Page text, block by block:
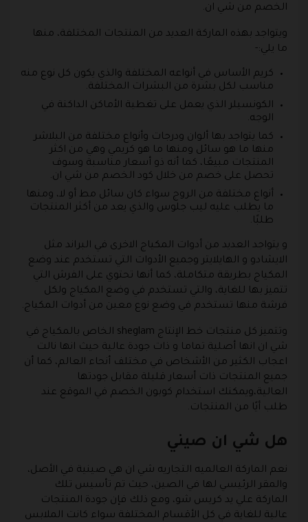
الخصم من شي ان.
ويتواجد بهذه الماركة العديد من المنتجات المختلفة، منها
ما يلي:-
كريم الأساس في أنواعه المختلفة والذي يكون كل نوع منه
مناسب لكل بشرة من البشرات المختلفة.
الكونسيلر الذي يعمل على تغطية الأماكن الداكنة في
الوجه.
كما يتواجد بها ألوان ودرجات وأنواع مختلفة من البلاشر
منها ما هو سائل ومنها ما هو كريمي وهي من اكثر
المنتجات مبيعًا، كما أنه ذو أسعار مناسبة وسوف
تحصل على خصم من خلال كود الخصم من شي ان.
أنواع مختلفة من الروج سواء كان سائل مط أو لا، ومنها
ما يطلب عليه ليب جلوس والذي يعد من أكثر المنتجات
طلبًا.
و يتواجد العديد من أدوات المكياج الاخرى في البراند مثل
الايشادو و الهايلايتر وجميع الأدوات التي تستخدم عند وضع
المكياج بطريقة متكاملة، كما أنها تحتوي على الفرش التي
تتميز بها للغاية، والتي تستخدم في وضع المكياج ولكل
فرشة منها تستخدم في وضع نوع معين من أدوات المكياج.
وتتميز كل منتجات خط الإنتاج sheglam الخاص بالمكياج في
شي ان انها أصلية تماما و ذات جودة عالية حيث انها نالت
اعجاب الكثير من الأشخاص في مختلف أنحاء العالم، كما أن
جميع المنتجات ذات أسعار قليلة مقابل جودتها
العالية،ويمكنك استخدام كوبون الخصم في الموقع عند
طلب أيًا من المنتجات.
هل شي ان صيني
نعم الماركة العالميه التجاريه شي ان هي صينية في الأصل،
والمقر الرئيسي لها في الصين، حيث تم تأسيس تلك
الماركة علي يد كريس شو، ومع ذلك فإن جودة المنتجات
عالية للغاية في كل الأقسام المختلفة سواء كانت الملابس